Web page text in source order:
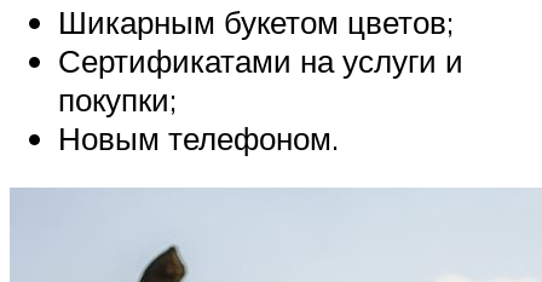
Шикарным букетом цветов;
Сертификатами на услуги и
покупки;
Новым телефоном.